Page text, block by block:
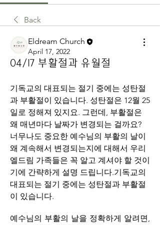
Back
Eldream Church
April 17, 2022
04/17 부활절과 유월절
기독교의 대표되는 절기 중에는 성탄절
과 부활절이 있습니다. 성탄절은 12월 25
일로 정해져 있지요. 그런데, 부활절은
왜 매년마다 날짜가 변경되는 걸까요?
너무나도 중요한 예수님의 부활의 날이
왜 계속해서 변경되는지에 대해서 우리
엘드림 가족들은 꼭 알고 계셔야 할 것이
기에 간략하게 설명 드립니다.기독교의
대표되는 절기 중에는 성탄절과 부활절
이 있습니다.
예수님의 부활의 날을 정확하게 알려면,